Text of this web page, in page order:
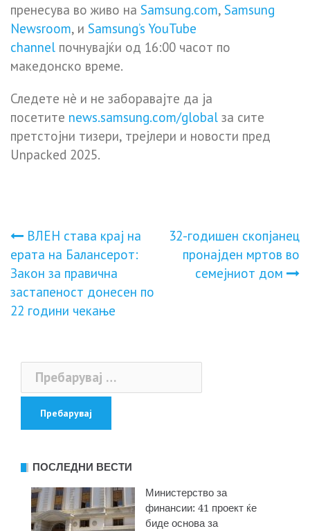
пренесува во живо на Samsung.com, Samsung
Newsroom, и Samsung’s YouTube
channel почнувајќи од 16:00 часот по
македонско време.
Следете нè и не заборавајте да ја
посетите news.samsung.com/global за сите
претстојни тизери, трејлери и новости пред
Unpacked 2025.
Навигација
на
напис
ВЛЕН става крај на
ерата на Балансерот:
Закон за правична
застапеност донесен по
22 години чекање
32-годишен скопјанец
пронајден мртов во
семејниот дом
Пребарувај
за:
ПОСЛЕДНИ ВЕСТИ
Министерство за
финансии: 41 проект ќе
биде основа за